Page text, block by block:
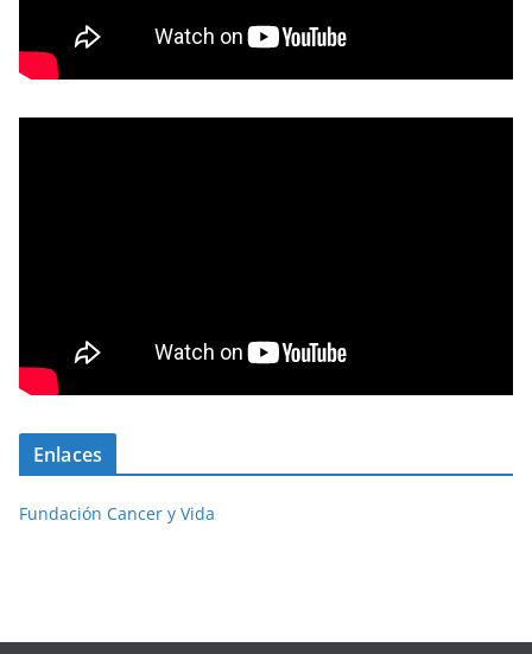
Enlaces
Fundación Cancer y Vida